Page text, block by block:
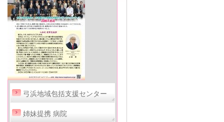
弓浜地域包括支援センター
姉妹提携 病院